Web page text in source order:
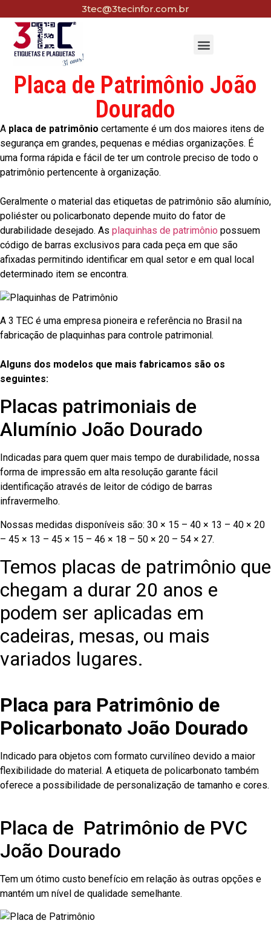
3tec@3tecinfor.com.br
Placa de Patrimônio João
Dourado
A placa de patrimônio certamente é um dos maiores itens de
segurança em grandes, pequenas e médias organizações. É
uma forma rápida e fácil de ter um controle preciso de todo o
patrimônio pertencente à organização.
Geralmente o material das etiquetas de patrimônio são alumínio,
poliéster ou policarbonato depende muito do fator de
durabilidade desejado. As plaquinhas de patrimônio possuem
código de barras exclusivos para cada peça em que são
afixadas permitindo identificar em qual setor e em qual local
determinado item se encontra.
A 3 TEC é uma empresa pioneira e referência no Brasil na
fabricação de plaquinhas para controle patrimonial.
Alguns dos modelos que mais fabricamos são os
seguintes:
Placas patrimoniais de
Alumínio João Dourado
Indicadas para quem quer mais tempo de durabilidade, nossa
forma de impressão em alta resolução garante fácil
identificação através de leitor de código de barras
infravermelho.
Nossas medidas disponíveis são: 30 × 15 – 40 × 13 – 40 × 20
– 45 × 13 – 45 × 15 – 46 × 18 – 50 × 20 – 54 × 27.
Temos placas de patrimônio que
chegam a durar 20 anos e
podem ser aplicadas em
cadeiras, mesas, ou mais
variados lugares.
Placa para Patrimônio de
Policarbonato João Dourado
Indicado para objetos com formato curvilíneo devido a maior
flexibilidade do material. A etiqueta de policarbonato também
oferece a possibilidade de personalização de tamanho e cores.
Placa de Patrimônio de PVC
João Dourado
Tem um ótimo custo benefício em relação às outras opções e
mantém um nível de qualidade semelhante.